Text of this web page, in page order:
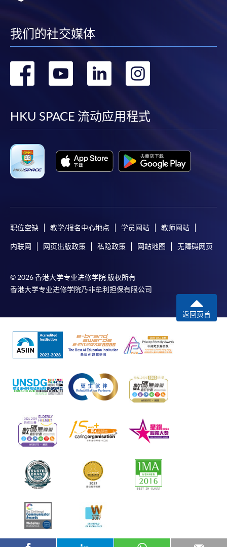
我们的社交媒体
转
facebook
转
youtube
转
linkedin
HKU SPACE 流动应用程式
职位空缺 教学/报名中心地点 学员网站 教师网站
内联网 网页出版政策 私隐政策 网站地图 无障碍网页
© 2026 香港大学专业进修学院 版权所有
香港大学专业进修学院乃非牟利担保有限公司
返回页首